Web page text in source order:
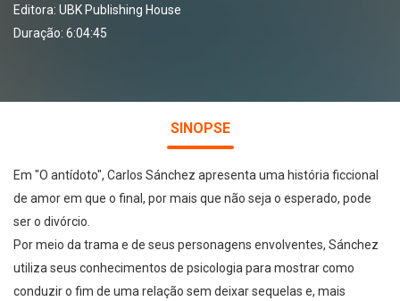
Editora: UBK Publishing House
Duração: 6:04:45
SINOPSE
Em "O antídoto", Carlos Sánchez apresenta uma história ficcional
de amor em que o final, por mais que não seja o esperado, pode
ser o divórcio.
Por meio da trama e de seus personagens envolventes, Sánchez
utiliza seus conhecimentos de psicologia para mostrar como
conduzir o fim de uma relação sem deixar sequelas e, mais